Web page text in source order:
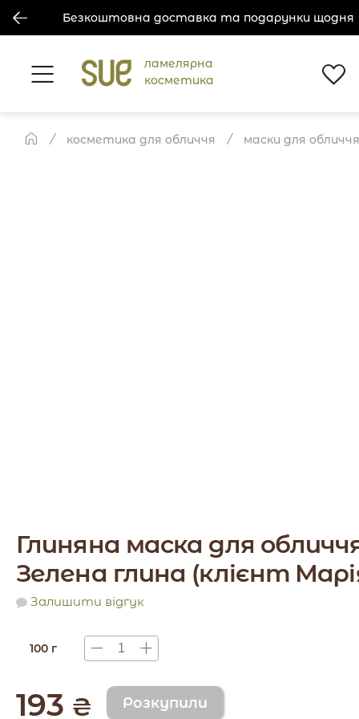
Безкоштовна доставка та подарунки щодня
ламелярна
косметика
косметика для обличчя маски для обличчя
Глиняна маска для
Зелена глина (клієнт
Залишити відгук
100 г
193 ₴